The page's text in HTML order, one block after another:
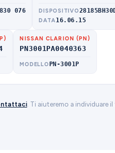
076 DISPOSITIVO
DATA16.06.15
NISSAN CLARION (PN)
PN3001PA0040363
MODELLO PN-3001P
. Ti aiuteremo a individuare